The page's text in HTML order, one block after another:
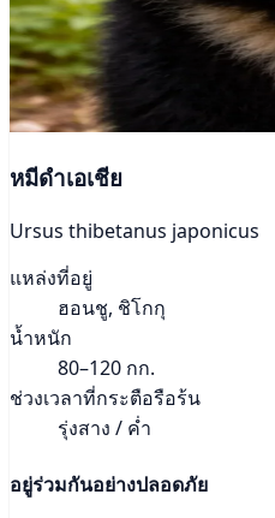
หมีดำเอเชีย
Ursus thibetanus japonicus
แหล่งที่อยู่
ฮอนชู, ชิโกกุ
น้ำหนัก
80–120 กก.
ช่วงเวลาที่กระตือรือร้น
รุ่งสาง / ค่ำ
อยู่ร่วมกันอย่างปลอดภัย